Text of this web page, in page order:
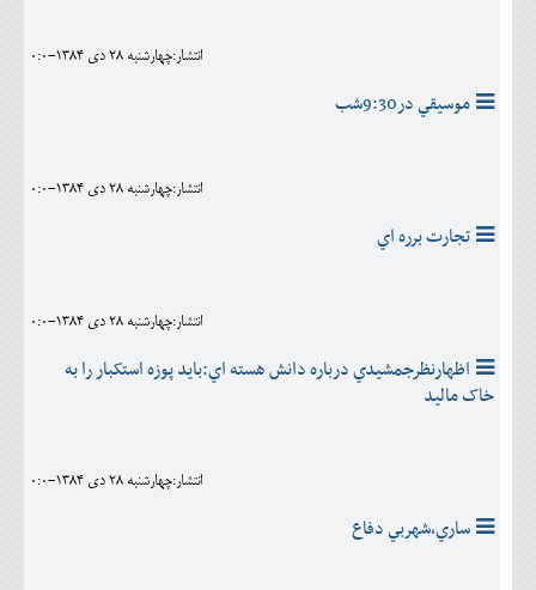
انتشار:چهارشنبه 28 دی 1384-0:0
موسيقي در9:30شب
انتشار:چهارشنبه 28 دی 1384-0:0
تجارت برره اي
انتشار:چهارشنبه 28 دی 1384-0:0
اظهارنظرجمشيدي درباره دانش هسته اي:بايد پوزه استکبار را به
خاک ماليد
انتشار:چهارشنبه 28 دی 1384-0:0
ساري،شهربي دفاع